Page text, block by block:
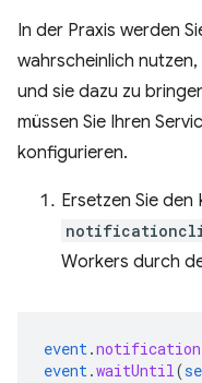
In der Praxis werden
wahrscheinlich
und sie dazu zu
müssen Sie Ihren
konfigurieren.
Ersetzen Sie den
Workers durch
event.notification
event.waitUntil(